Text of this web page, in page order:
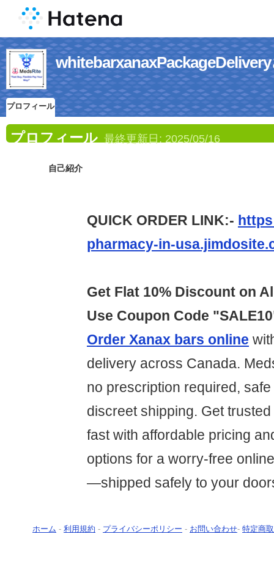
プロフィール
プロフィール 最終更新日: 2025/05/16
自己紹介
QUICK ORDER LINK:-
pharmacy-in-
Get Flat 10% Discount on
Use Coupon Code
Order Xanax bars online
delivery across Canada.
no prescription required,
discreet shipping. Get
fast with affordable pricing
options for a worry-free
—shipped safely to your
ホーム - 利用規約 - プライバシーポリシー - お問い合わせ- 特定商